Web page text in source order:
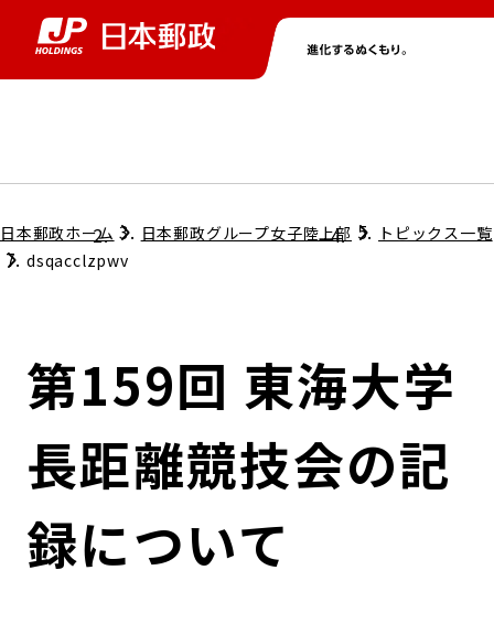
グループ情報トップ
コンプライアンス
ガバナンス
株主・投資家情報トップ
個人投資家のみなさまへ
株式情報
ニューストップ
サステナビリティトップ
担当役員メッセージ
サステナビリティマネジメント
採用情報トップ
日本郵政ホーム 日本郵政グループ女子陸上部
トピックス一覧
dsqacclzpwv
第159回 東海大学
長距離競技会の記
録について